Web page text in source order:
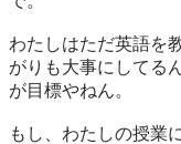
わたしはただ英語を
がりも大事にしてる
が目標やねん。
もし、わたしの授業